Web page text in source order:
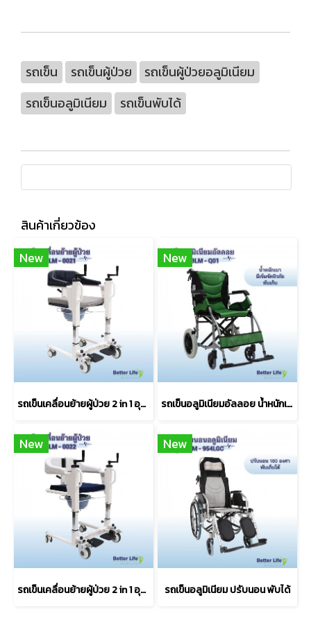
รถเข็น รถเข็นผู้ป่วย
รถเข็นผู้ป่วยอลูมิเนียม
รถเข็นอลูมิเนียม
รถเข็นพับได้
สินค้าเกี่ยวข้อง
New
รถเข็นเคลื่อนย้ายผู้ป่วย 2 in 1 อุปกรณ์เคลื่อนย้ายผู้ป่วยติดเตียง รถเข็นสำหรับผู้ป่วยติดเตียง
New
รถเข็นอลูมิเนียมอัลลอย น้ำหนักเบา พับได้
New
รถเข็นเคลื่อนย้ายผู้ป่วย 2 in 1 อุปกรณ์เคลื่อนย้ายผู้ป่วยติดเตียง รถเข็นสำหรับผู้ป่วยติดเตียง
New
รถเข็นอลูมิเนียม ปรับนอน พับได้